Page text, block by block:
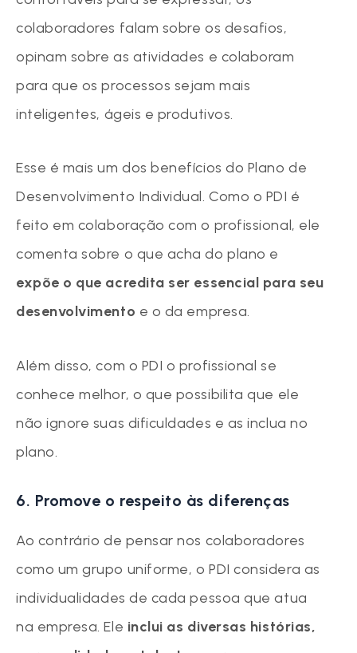
colaboradores falam sobre os desafios,
opinam sobre as atividades e colaboram
para que os processos sejam mais
inteligentes, ágeis e produtivos.
Esse é mais um dos benefícios do Plano de
Desenvolvimento Individual. Como o PDI é
feito em colaboração com o profissional, ele
comenta sobre o que acha do plano e
expõe o que acredita ser essencial para seu
desenvolvimento e o da empresa.
Além disso, com o PDI o profissional se
conhece melhor, o que possibilita que ele
não ignore suas dificuldades e as inclua no
plano.
6. Promove o respeito às diferenças
Ao contrário de pensar nos colaboradores
como um grupo uniforme, o PDI considera as
individualidades de cada pessoa que atua
na empresa. Ele inclui as diversas histórias,